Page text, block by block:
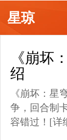
星琼
《崩坏
绍
《崩坏：星
争，回合制
容错过！ [详